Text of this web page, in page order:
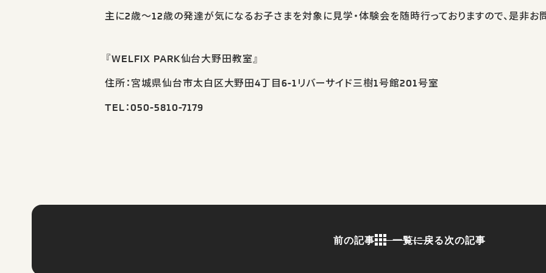
主に2歳～12歳の発達が気になるお子さまを対象に見学・体験会を随時行っておりますので、是非お
『WELFIX PARK仙台大野田教室』
住所：宮城県仙台市太白区大野田4丁目6-1リバーサイド三樹1号館201号室
TEL：050-5810-7179
前の記事 一覧に戻る次の記事